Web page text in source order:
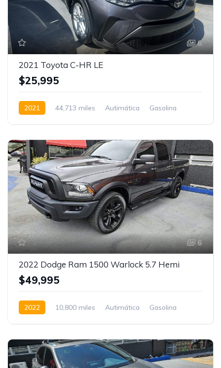
6
2021 Toyota C-HR LE
$25,995
2021 44,713 miles Autimática
Gasolina
6
2022 Dodge Ram 1500 Warlock 5.7 Hemi
$49,995
2022 10,800 miles Autimática
Gasolina